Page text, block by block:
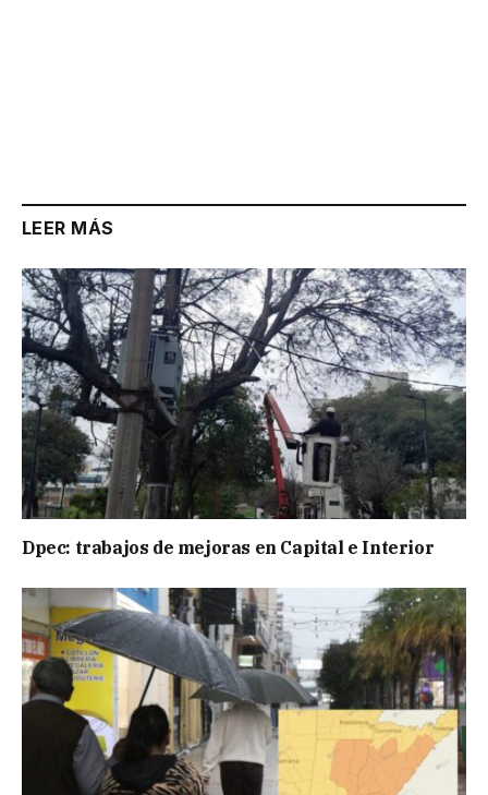
LEER MÁS
Dpec: trabajos de mejoras en Capital e Interior